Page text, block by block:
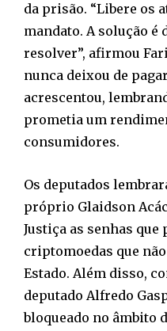
da prisão. “Libere os
mandato. A solução é
resolver”, afirmou
nunca deixou de
acrescentou,
prometia um
consumidores.
Os deputados
próprio Glaidson
Justiça as senhas
criptomoedas que
Estado. Além disso,
deputado Alfredo
bloqueado no âmbito